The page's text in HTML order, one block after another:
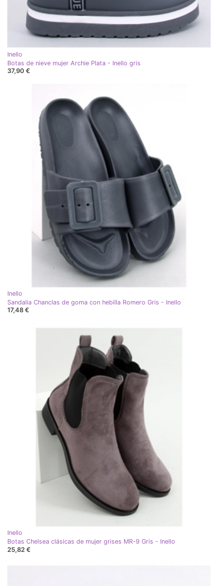
Inello
Botas de nieve mujer Archie Plata - Inello gris
37,90 €
Inello
Sandalia Chanclas de goma con hebilla Romero Gris - Inello
17,48 €
Inello
Botas Chelsea clásicas de mujer grises MR-9 Gris - Inello
25,82 €